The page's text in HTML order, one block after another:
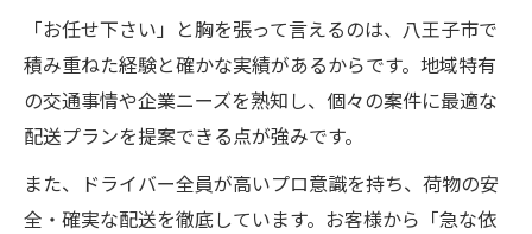
「お任せ下さい」と胸を張って言えるのは、八王子市で
積み重ねた経験と確かな実績があるからです。地域特有
の交通事情や企業ニーズを熟知し、個々の案件に最適な
配送プランを提案できる点が強みです。
また、ドライバー全員が高いプロ意識を持ち、荷物の安
全・確実な配送を徹底しています。お客様から「急な依